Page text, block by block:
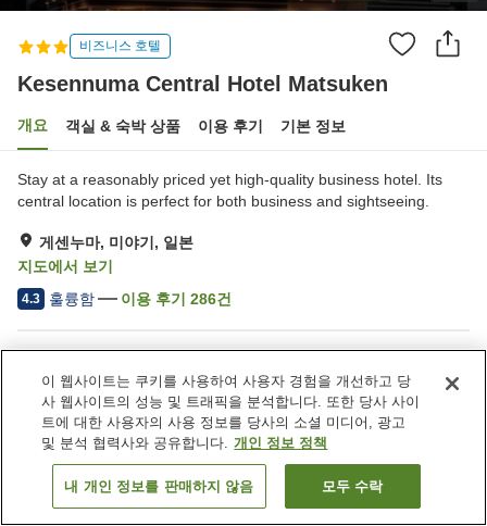
비즈니스 호텔
Kesennuma Central Hotel Matsuken
개요 객실 & 숙박 상품 이용 후기 기본 정보
Stay at a reasonably priced yet high-quality business hotel. Its
central location is perfect for both business and sightseeing.
게센누마, 미야기, 일본
지도에서 보기
4.3 훌륭함 이용 후기 286건
주차장
스파 / 미용실
레스토랑
자동판매기
일본 미야기
게센누마
Kesennuma Central Hotel Matsuken객실 보기
이 웹사이트는 쿠키를 사용하여 사용자 경험을 개선하고 당
사 웹사이트의 성능 및 트래픽을 분석합니다. 또한 당사 사이
트에 대한 사용자의 사용 정보를 당사의 소셜 미디어, 광고
및 분석 협력사와 공유합니다. 개인 정보 정책
내 개인 정보를 판매하지 않음 모두 수락